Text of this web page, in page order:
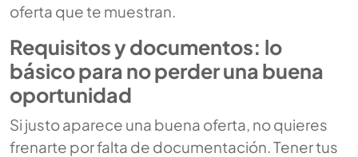
oferta que te muestran.
Requisitos y documentos: lo
básico para no perder una buena
oportunidad
Si justo aparece una buena oferta, no quieres
frenarte por falta de documentación. Tener tus